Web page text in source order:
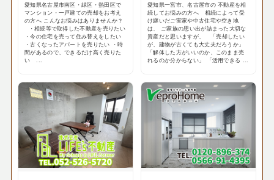
愛知県名古屋市南区・緑区・熱田区で
マンション・一戸建ての売却をお考え
の方へ こんなお悩みはありませんか？
・相続等で取得した不動産を売りたい
・今の住宅を売って住み替えをしたい
・古くなったアパートを売りたい ・時
間があるので、できるだけ高く売りた
い ...
愛知県一宮市、名古屋市の 不動産を相
続してお悩みの方へ 相続によって受
け継いだご実家や中古住宅や空き地
は、 ご家族の思い出が詰まった大切な
資産だと思いますが、 「売却したい
が、建物が古くても大丈夫だろうか」
「解体した方がいいのか、このまま売
れるのか分からない」 「活用できる ...